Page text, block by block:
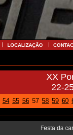
LOCALIZAÇÃO
XX
22-
54 55 56 57 58 59 60
Festa da